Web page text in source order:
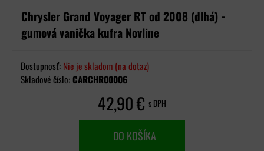
Chrysler Grand Voyager RT od 2008 (dlhá) -
gumová vanička kufra Novline
Dostupnosť: Nie je skladom (na dotaz)
Skladové číslo: CARCHR00006
42,90 € s DPH
DO KOŠÍKA